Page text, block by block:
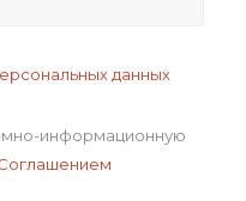
данных
информационную